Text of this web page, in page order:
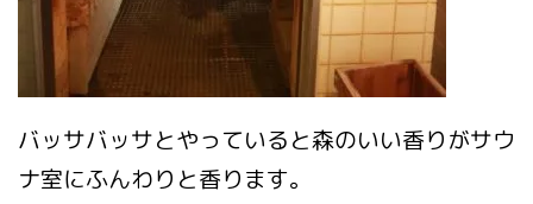
バッサバッサとやっていると森のいい香りがサウ
ナ室にふんわりと香ります。